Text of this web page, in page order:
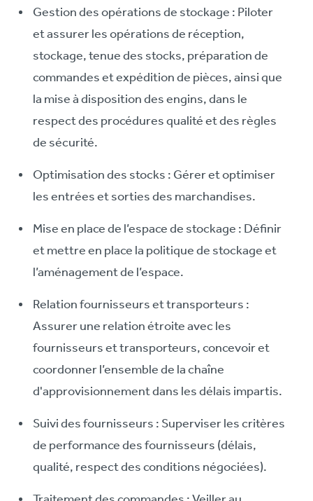
Gestion des opérations de stockage : Piloter
et assurer les opérations de réception,
stockage, tenue des stocks, préparation de
commandes et expédition de pièces, ainsi que
la mise à disposition des engins, dans le
respect des procédures qualité et des règles
de sécurité.
Optimisation des stocks : Gérer et optimiser
les entrées et sorties des marchandises.
Mise en place de l’espace de stockage : Définir
et mettre en place la politique de stockage et
l’aménagement de l’espace.
Relation fournisseurs et transporteurs :
Assurer une relation étroite avec les
fournisseurs et transporteurs, concevoir et
coordonner l’ensemble de la chaîne
d'approvisionnement dans les délais impartis.
Suivi des fournisseurs : Superviser les critères
de performance des fournisseurs (délais,
qualité, respect des conditions négociées).